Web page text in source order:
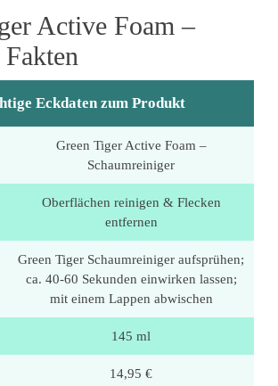
Active Foam –
Eckdaten zum Produkt
Green Tiger Active Foam –
Schaumreiniger
Oberflächen reinigen & Flecken
entfernen
Green Tiger Schaumreiniger aufsprühen;
ca. 40-60 Sekunden einwirken lassen;
mit einem Lappen abwischen
145 ml
14,95 €